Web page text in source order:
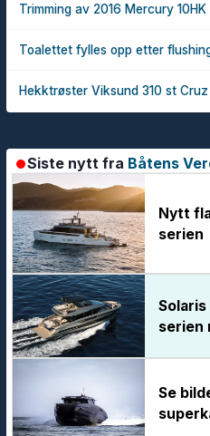
Trimming av 2016 Mercury 10HK
Toalettet fylles opp etter
Hekktrøster Viksund 310 st Cruz
Siste nytt fra Båtens
Nytt
serien
serien
Se